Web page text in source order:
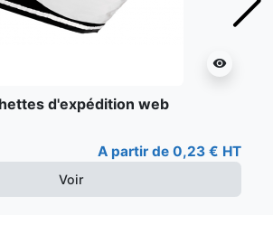
visibility
d'expédition web
A partir de 0,23 € HT
Voir